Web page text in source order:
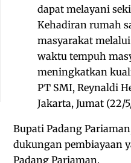
dapat melayani
Kehadiran rumah
masyarakat
waktu tempuh
meningkatkan
PT SMI, Reynaldi
Jakarta, Jumat (22/
Bupati Padang
dukungan pembiayaan
Padang Pariaman.